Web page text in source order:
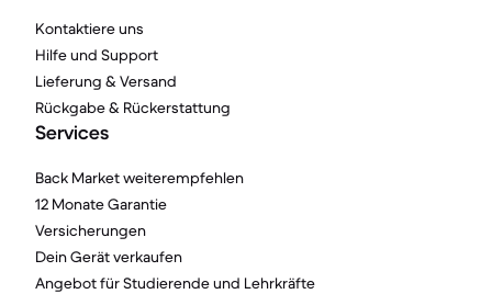
Kontaktiere uns
Hilfe und Support
Lieferung & Versand
Rückgabe & Rückerstattung
Services
Back Market weiterempfehlen
12 Monate Garantie
Versicherungen
Dein Gerät verkaufen
Angebot für Studierende und Lehrkräfte